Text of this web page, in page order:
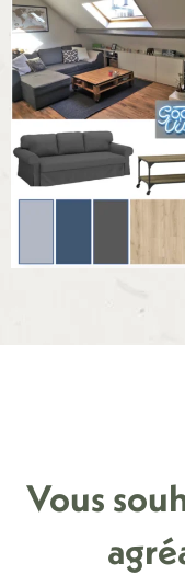
Vous